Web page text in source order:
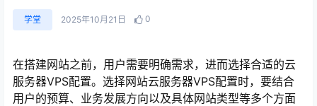
学堂 2025年10月21日 0
在搭建网站之前，用户需要明确需求，进而选择合适的云
服务器VPS配置。选择网站云服务器VPS配置时，要结合
用户的预算、业务发展方向以及具体网站类型等多个方面